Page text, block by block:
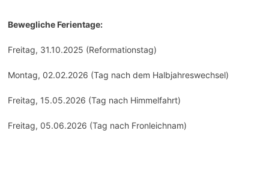
Bewegliche Ferientage:
Freitag, 31.10.2025 (Reformationstag)
Montag, 02.02.2026 (Tag nach dem Halbjahreswechsel)
Freitag, 15.05.2026 (Tag nach Himmelfahrt)
Freitag, 05.06.2026 (Tag nach Fronleichnam)